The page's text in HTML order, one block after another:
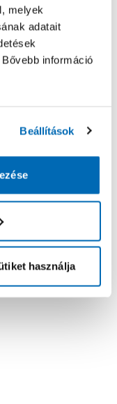
melyek
adatait
információ
Beállítások
használja